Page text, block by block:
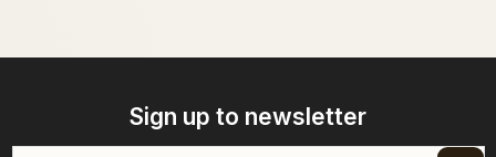
Sign up to newsletter